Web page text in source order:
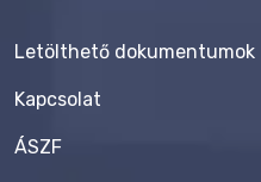
Letölthető dokumentumok
Kapcsolat
ÁSZF